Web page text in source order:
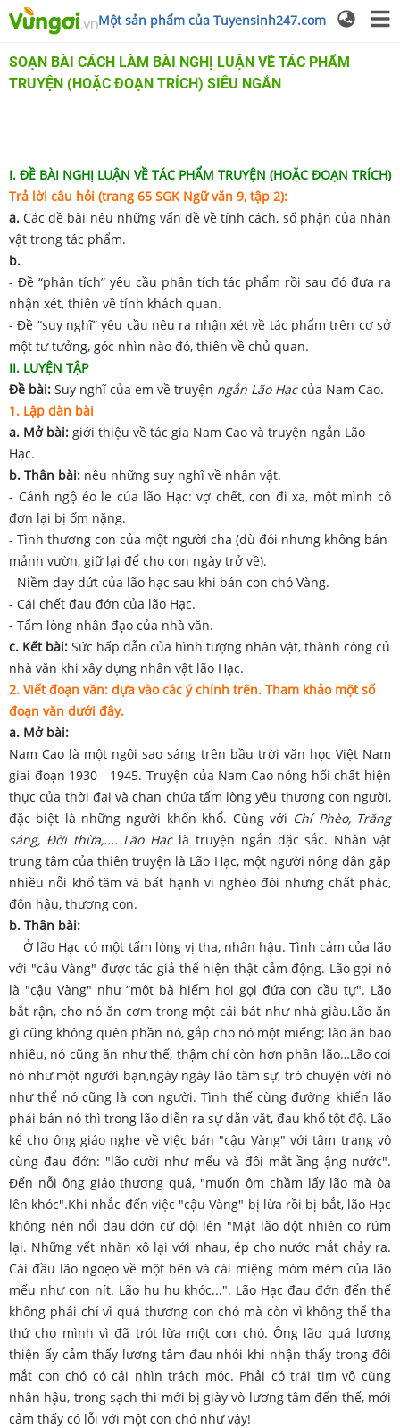
Một sản phẩm của Tuyensinh247.com
SOẠN BÀI CÁCH LÀM BÀI NGHỊ LUẬN VỀ TÁC PHẨM
TRUYỆN (HOẶC ĐOẠN TRÍCH) SIÊU NGẮN
I. ĐỀ BÀI NGHỊ LUẬN VỀ TÁC PHẨM TRUYỆN (HOẶC ĐOẠN TRÍCH)
Trả lời câu hỏi (trang 65 SGK Ngữ văn 9, tập 2):
a. Các đề bài nêu những vấn đề về tính cách, số phận của nhân
vật trong tác phẩm.
b.
- Đề “phân tích” yêu cầu phân tích tác phẩm rồi sau đó đưa ra
nhận xét, thiên về tính khách quan.
- Đề “suy nghĩ” yêu cầu nêu ra nhận xét về tác phẩm trên cơ sở
một tư tưởng, góc nhìn nào đó, thiên về chủ quan.
II. LUYỆN TẬP
Đề bài: Suy nghĩ của em về truyện ngắn Lão Hạccủa Nam Cao.
1. Lập dàn bài
a. Mở bài: giới thiệu về tác gia Nam Cao và truyện ngắn Lão
Hạc.
b. Thân bài: nêu những suy nghĩ về nhân vật.
- Cảnh ngộ éo le của lão Hạc: vợ chết, con đi xa, một mình cô
đơn lại bị ốm nặng.
- Tình thương con của một người cha (dù đói nhưng không bán
mảnh vườn, giữ lại để cho con ngày trở về).
- Niềm day dứt của lão hạc sau khi bán con chó Vàng.
- Cái chết đau đớn của lão Hạc.
- Tấm lòng nhân đạo của nhà văn.
c. Kết bài: Sức hấp dẫn của hình tượng nhân vật, thành công củ
nhà văn khi xây dựng nhân vật lão Hạc.
2. Viết đoạn văn: dựa vào các ý chính trên. Tham khảo một số
đoạn văn dưới đây.
a. Mở bài:
Nam Cao là một ngôi sao sáng trên bầu trời văn học Việt Nam
giai đoạn 1930 - 1945. Truyện của Nam Cao nóng hổi chất hiện
thực của thời đại và chan chứa tấm lòng yêu thương con người,
đặc biệt là những người khốn khổ. Cùng với Chí Phèo, Trăng
sáng, Đời thừa,.... Lão Hạclà truyện ngắn đặc sắc. Nhân vật
trung tâm của thiên truyện là Lão Hạc, một người nông dân gặp
nhiều nỗi khổ tâm và bất hạnh vì nghèo đói nhưng chất phác,
đôn hậu, thương con.
b. Thân bài:
Ở lão Hạc có một tấm lòng vị tha, nhân hậu. Tình cảm của lão
với "cậu Vàng" được tác giả thể hiện thật cảm động. Lão gọi nó
là "cậu Vàng" như “một bà hiếm hoi gọi đứa con cầu tự". Lão
bắt rận, cho nó ăn cơm trong một cái bát như nhà giàu.Lão ăn
gì cũng không quên phần nó, gắp cho nó một miếng; lão ăn bao
nhiêu, nó cũng ăn như thế, thậm chí còn hơn phần lão…Lão coi
nó như một người bạn,ngày ngày lão tâm sự, trò chuyện với nó
như thể nó cũng là con người. Tình thế cùng đường khiến lão
phải bán nó thì trong lão diễn ra sự dằn vặt, đau khổ tột độ. Lão
kể cho ông giáo nghe về việc bán "cậu Vàng" với tâm trạng vô
cùng đau đớn: "lão cười như mếu và đôi mắt ầng ậng nước".
Đến nỗi ông giáo thương quá, "muốn ôm chầm lấy lão mà òa
lên khóc".Khi nhắc đến việc "cậu Vàng" bị lừa rồi bị bắt, lão Hạc
không nén nổi đau dớn cứ dội lên "Mặt lão đột nhiên co rúm
lại. Những vết nhăn xô lại với nhau, ép cho nước mắt chảy ra.
Cái đầu lão ngoẹo về một bên và cái miệng móm mém của lão
mếu như con nít. Lão hu hu khóc...". Lão Hạc đau đớn đến thế
không phải chỉ vì quá thương con chó mà còn vì không thể tha
thứ cho mình vì đã trót lừa một con chó. Ông lão quá lương
thiện ấy cảm thấy lương tâm đau nhói khi nhận thấy trong đôi
mắt con chó có cái nhìn trách móc. Phải có trái tim vô cùng
nhân hậu, trong sạch thì mới bị giày vò lương tâm đến thế, mới
cảm thấy có lỗi với một con chó như vậy!